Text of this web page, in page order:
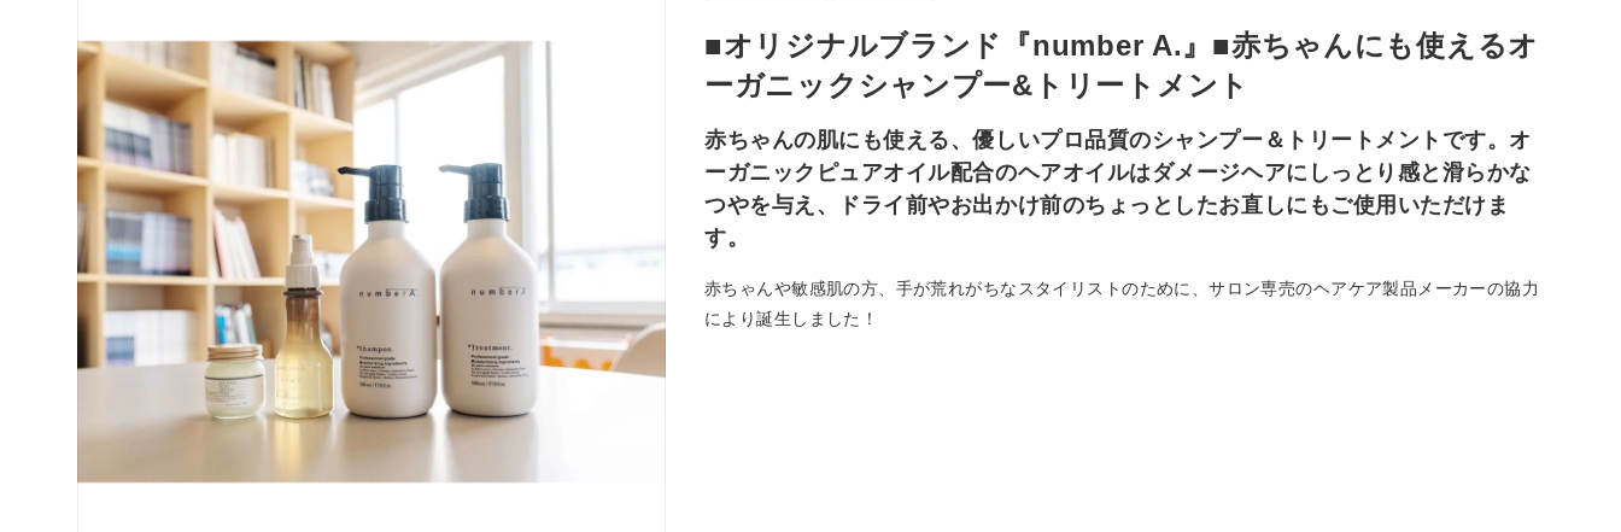
■オリジナルブランド『number A.』■赤ちゃんにも使えるオ
ーガニックシャンプー&トリートメント
赤ちゃんの肌にも使える、優しいプロ品質のシャンプー＆トリートメントです。オ
ーガニックピュアオイル配合のヘアオイルはダメージヘアにしっとり感と滑らかな
つやを与え、ドライ前やお出かけ前のちょっとしたお直しにもご使用いただけま
す。
赤ちゃんや敏感肌の方、手が荒れがちなスタイリストのために、サロン専売のヘアケア製品メーカーの協力
により誕生しました！